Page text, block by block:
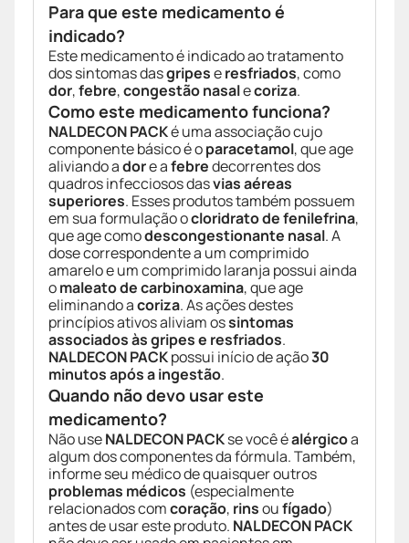
Para que este medicamento é
indicado?
Este medicamento é indicado ao tratamento
dos sintomas dasgripeseresfriados, como
dor,febre,congestão nasalecoriza.
Como este medicamento funciona?
NALDECON PACKé uma associação cujo
componente básico é oparacetamol, que age
aliviando adore afebredecorrentes dos
quadros infecciosos dasvias aéreas
superiores. Esses produtos também possuem
em sua formulação ocloridrato de fenilefrina,
que age comodescongestionante nasal. A
dose correspondente a um comprimido
amarelo e um comprimido laranja possui ainda
omaleato de carbinoxamina, que age
eliminando acoriza. As ações destes
princípios ativos aliviam ossintomas
associados às gripes e resfriados.
NALDECON PACKpossui início de ação30
minutos após a ingestão.
Quando não devo usar este
medicamento?
Não useNALDECON PACKse você éalérgicoa
algum dos componentes da fórmula. Também,
informe seu médico de quaisquer outros
problemas médicos (especialmente
relacionados comcoração, rinsoufígado)
antes de usar este produto. NALDECON PACK